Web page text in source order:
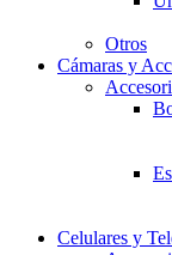
Otros
Cámaras y
Celulares y